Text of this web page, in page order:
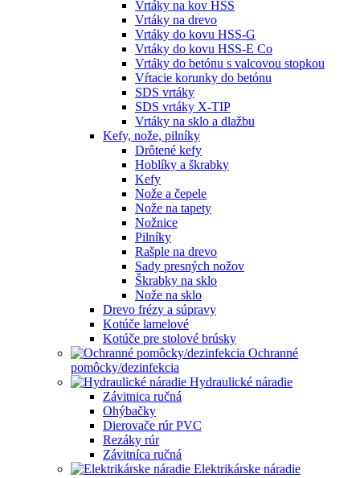
Vrtáky na kov HSS
Vrtáky na drevo
Vrtáky do kovu HSS-G
Vrtáky do kovu HSS-E Co
Vrtáky do betónu s valcovou stopkou
Vŕtacie korunky do betónu
SDS vrtáky
SDS vrtáky X-TIP
Vrtáky na sklo a dlažbu
Kefy, nože, pilníky
Drôtené kefy
Hoblíky a škrabky
Kefy
Nože a čepele
Nože na tapety
Nožnice
Pilníky
Rašple na drevo
Sady presných nožov
Škrabky na sklo
Nože na sklo
Drevo frézy a súpravy
Kotúče lamelové
Kotúče pre stolové brúsky
Ochranné
pomôcky/dezinfekcia
Hydraulické náradie
Závitnica ručná
Ohýbačky
Dierovače rúr PVC
Rezáky rúr
Závitníca ručná
Elektrikárske náradie